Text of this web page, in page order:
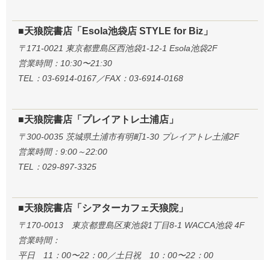
■天狼院書店「Esola池袋店 STYLE for Biz」
〒171-0021 東京都豊島区西池袋1-12-1 Esola池袋2F
営業時間：10:30〜21:30
TEL：03-6914-0167／FAX：03-6914-0168
■天狼院書店「プレイアトレ土浦店」
〒300-0035 茨城県土浦市有明町1-30 プレイアトレ土浦2F
営業時間：9:00～22:00
TEL：029-897-3325
■天狼院書店「シアターカフェ天狼院」
〒170-0013 東京都豊島区東池袋1丁目8-1 WACCA池袋 4F
営業時間：
平日 11：00〜22：00／土日祝 10：00〜22：00